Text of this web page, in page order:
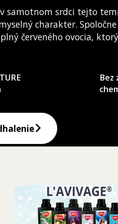
samotnom srdci tejto
charakter.
červeného ovocia,
Bez